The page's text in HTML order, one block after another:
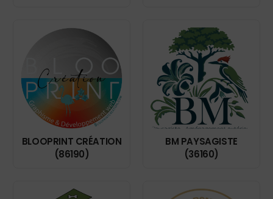
BLOOPRINT CRÉATION
(86190)
BM PAYSAGISTE
(36160)